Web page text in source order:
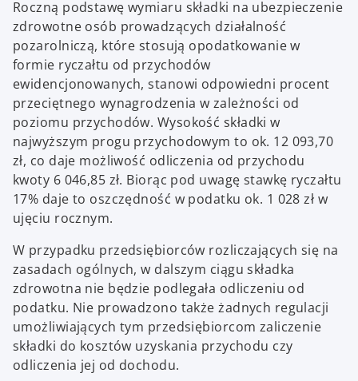
Roczną podstawę wymiaru składki na ubezpieczenie
zdrowotne osób prowadzących działalność
pozarolniczą, które stosują opodatkowanie w
formie ryczałtu od przychodów
ewidencjonowanych, stanowi odpowiedni procent
przeciętnego wynagrodzenia w zależności od
poziomu przychodów. Wysokość składki w
najwyższym progu przychodowym to ok. 12 093,70
zł, co daje możliwość odliczenia od przychodu
kwoty 6 046,85 zł. Biorąc pod uwagę stawkę ryczałtu
17% daje to oszczędność w podatku ok. 1 028 zł w
ujęciu rocznym.
W przypadku przedsiębiorców rozliczających się na
zasadach ogólnych, w dalszym ciągu składka
zdrowotna nie będzie podlegała odliczeniu od
podatku. Nie prowadzono także żadnych regulacji
umożliwiających tym przedsiębiorcom zaliczenie
składki do kosztów uzyskania przychodu czy
odliczenia jej od dochodu.